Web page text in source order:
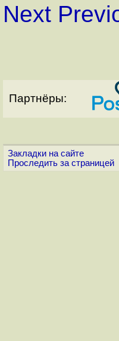
Next
Партнёры:
Закладки на сайте
Проследить за страницей